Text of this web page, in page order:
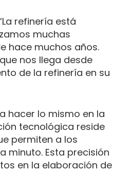
refinería está
muchas
hace muchos años.
nos llega desde
de la refinería en su
hacer lo mismo en la
tecnológica reside
permiten a los
minuto. Esta precisión
en la elaboración de